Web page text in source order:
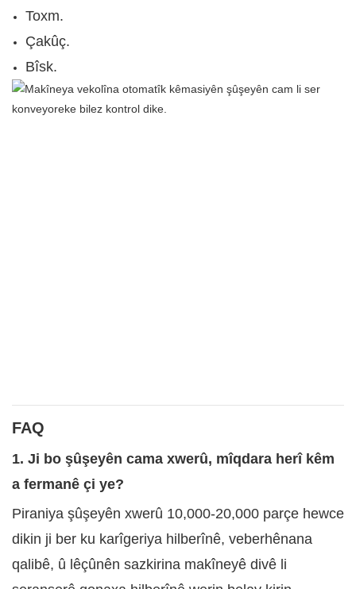
Toxm.
Çakûç.
Bîsk.
FAQ
1. Ji bo şûşeyên cama xwerû, mîqdara herî kêm
a fermanê çi ye?
Piraniya şûşeyên xwerû 10,000-20,000 parçe hewce
dikin ji ber ku karîgeriya hilberînê, veberhênana
qalibê, û lêçûnên sazkirina makîneyê divê li